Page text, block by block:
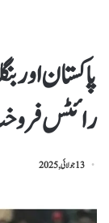
پاکستان اور
رائٹس
13 جولائی, 2025